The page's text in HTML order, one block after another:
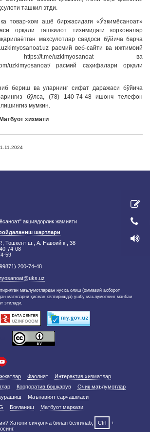
ташкил этди.
товар-хом ашё биржасидаги «Ўзкимёсаноат»
орқали ташкилот тизимидаги корхоналар
маҳсулотлар савдоси бўйича барча
расмий веб-сайти ва ижтимоий
https://t.me/uzkimyosanoat ва
uzkimyosanoat/ расмий саҳифалари орқали
бериш ва уларнинг сифат даражаси бўйича
бўлса, (78) 140-74-48 ишонч телефон
мумкин.
хизмати
акциядорлик жамияти
шартлари
Тошкент ш., А. Навоий к., 38
74-08
59
200-74-48
маълумотлардан нусха олиш (оммавий ахборот
матнларни қисман келтиришда) ушбу маълумотнинг манбаи
этилади.
Фаолият
Интерактив хизматлар
Корпоратив бошқарув
Очиқ маълумотлар
Маънавият сарчашмаси
Боғланиш Матбуот маркази
Хатони сичқонча билан белгилаб, Ctrl
+